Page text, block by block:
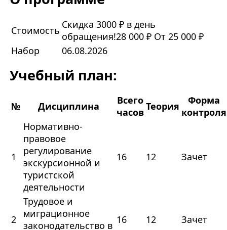
Стоимость Скидка 3000 ₽ в день
обращения!28 000 ₽ От 25 000 ₽
Набор
06.08.2026
Учебный план:
№ Дисциплина
Всего
часовТеория
Форма
контроля
1
Нормативно-
правовое
регулирование
экскурсионной и
туристской
деятельности
16 12 Зачет
2
Трудовое и
миграционное
законодательство в 16 12 Зачет